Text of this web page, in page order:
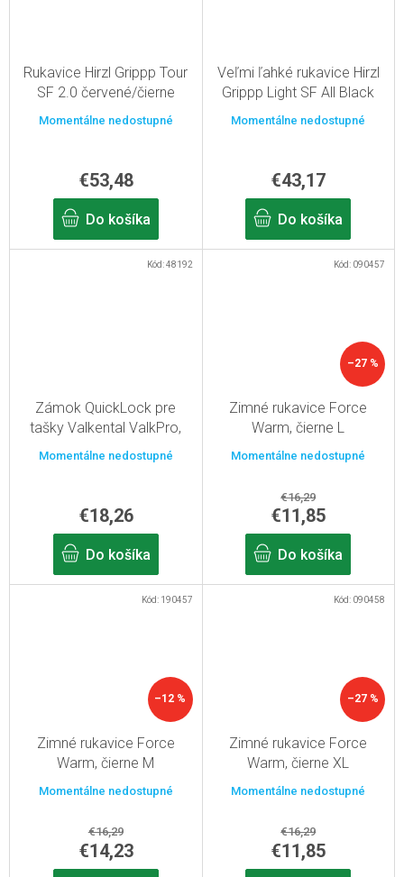
Rukavice Hirzl Grippp Tour
SF 2.0 červené/čierne
12/XXXL
Momentálne nedostupné
€53,48
Do košíka
Veľmi ľahké rukavice Hirzl
Grippp Light SF All Black
12/XXXL
Momentálne nedostupné
€43,17
Do košíka
Zámok QuickLock pre
tašky Valkental ValkPro,
ValkBasic, ValkOne,
ValkOcean a UrbanX
Momentálne nedostupné
€18,26
Do košíka
Kód:48192
–27 %
Zimné rukavice Force
Warm, čierne L
Momentálne nedostupné
€16,29
€11,85
Do košíka
Kód: 090457
–12 %
Zimné rukavice Force
Warm, čierne M
Momentálne nedostupné
€16,29
€14,23
Kód: 190457
–27 %
Zimné rukavice Force
Warm, čierne XL
Momentálne nedostupné
€16,29
€11,85
Kód: 090458